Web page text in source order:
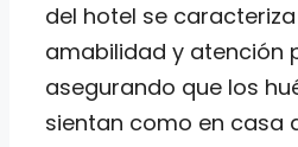
del hotel se
amabilidad y atención
asegurando que los
sientan como en casa